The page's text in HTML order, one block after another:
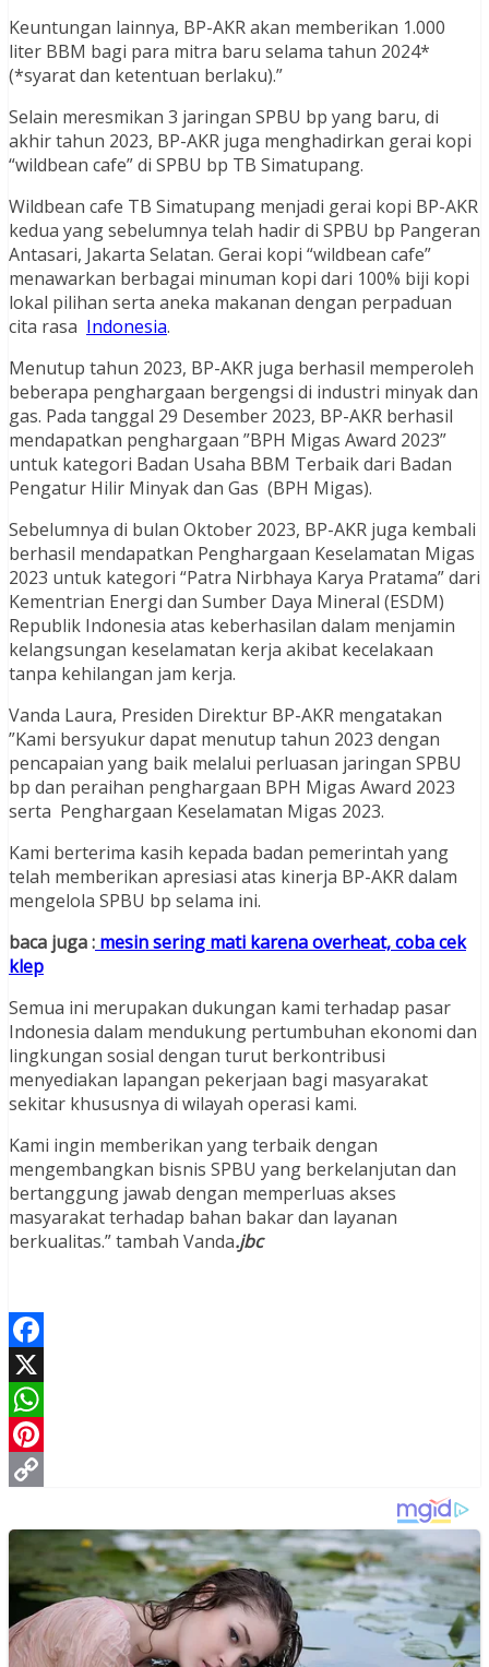
Keuntungan lainnya, BP-AKR akan memberikan 1.000
liter BBM bagi para mitra baru selama tahun 2024*
(*syarat dan ketentuan berlaku).”
Selain meresmikan 3 jaringan SPBU bp yang baru, di
akhir tahun 2023, BP-AKR juga menghadirkan gerai kopi
“wildbean cafe” di SPBU bp TB Simatupang.
Wildbean cafe TB Simatupang menjadi gerai kopi BP-AKR
kedua yang sebelumnya telah hadir di SPBU bp Pangeran
Antasari, Jakarta Selatan. Gerai kopi “wildbean cafe”
menawarkan berbagai minuman kopi dari 100% biji kopi
lokal pilihan serta aneka makanan dengan perpaduan
cita rasa Indonesia.
Menutup tahun 2023, BP-AKR juga berhasil memperoleh
beberapa penghargaan bergengsi di industri minyak dan
gas. Pada tanggal 29 Desember 2023, BP-AKR berhasil
mendapatkan penghargaan ”BPH Migas Award 2023”
untuk kategori Badan Usaha BBM Terbaik dari Badan
Pengatur Hilir Minyak dan Gas (BPH Migas).
Sebelumnya di bulan Oktober 2023, BP-AKR juga kembali
berhasil mendapatkan Penghargaan Keselamatan Migas
2023 untuk kategori “Patra Nirbhaya Karya Pratama” dari
Kementrian Energi dan Sumber Daya Mineral (ESDM)
Republik Indonesia atas keberhasilan dalam menjamin
kelangsungan keselamatan kerja akibat kecelakaan
tanpa kehilangan jam kerja.
Vanda Laura, Presiden Direktur BP-AKR mengatakan
”Kami bersyukur dapat menutup tahun 2023 dengan
pencapaian yang baik melalui perluasan jaringan SPBU
bp dan peraihan penghargaan BPH Migas Award 2023
serta Penghargaan Keselamatan Migas 2023.
Kami berterima kasih kepada badan pemerintah yang
telah memberikan apresiasi atas kinerja BP-AKR dalam
mengelola SPBU bp selama ini.
baca juga : mesin sering mati karena overheat, coba cek
klep
Semua ini merupakan dukungan kami terhadap pasar
Indonesia dalam mendukung pertumbuhan ekonomi dan
lingkungan sosial dengan turut berkontribusi
menyediakan lapangan pekerjaan bagi masyarakat
sekitar khususnya di wilayah operasi kami.
Kami ingin memberikan yang terbaik dengan
mengembangkan bisnis SPBU yang berkelanjutan dan
bertanggung jawab dengan memperluas akses
masyarakat terhadap bahan bakar dan layanan
berkualitas.” tambah Vanda.jbc
Facebook
X
WhatsApp
Pinterest
Link